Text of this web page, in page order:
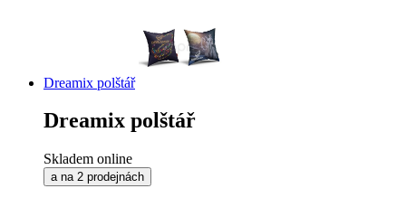
Dreamix polštář
Dreamix polštář
Skladem online
a na 2 prodejnách